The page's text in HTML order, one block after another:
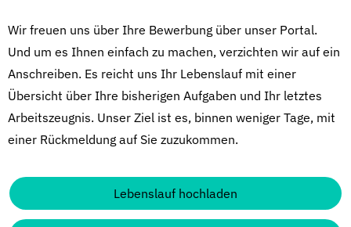
Wir freuen uns über Ihre Bewerbung über unser Portal.
Und um es Ihnen einfach zu machen, verzichten wir auf ein
Anschreiben. Es reicht uns Ihr Lebenslauf mit einer
Übersicht über Ihre bisherigen Aufgaben und Ihr letztes
Arbeitszeugnis. Unser Ziel ist es, binnen weniger Tage, mit
einer Rückmeldung auf Sie zuzukommen.
Lebenslauf hochladen